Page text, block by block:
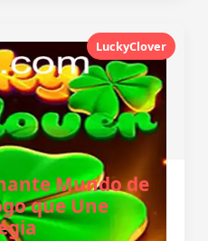
LuckyClover
Mundo de
que Une